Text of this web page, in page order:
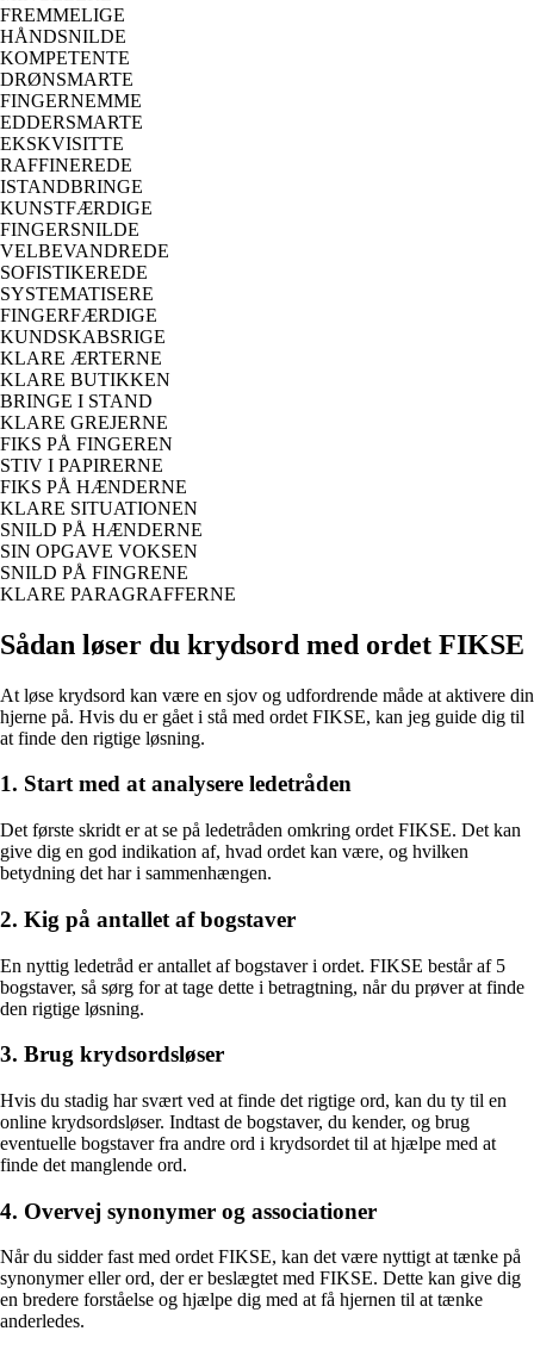
FREMMELIGE
HÅNDSNILDE
KOMPETENTE
DRØNSMARTE
FINGERNEMME
EDDERSMARTE
EKSKVISITTE
RAFFINEREDE
ISTANDBRINGE
KUNSTFÆRDIGE
FINGERSNILDE
VELBEVANDREDE
SOFISTIKEREDE
SYSTEMATISERE
FINGERFÆRDIGE
KUNDSKABSRIGE
KLARE ÆRTERNE
KLARE BUTIKKEN
BRINGE I STAND
KLARE GREJERNE
FIKS PÅ FINGEREN
STIV I PAPIRERNE
FIKS PÅ HÆNDERNE
KLARE SITUATIONEN
SNILD PÅ HÆNDERNE
SIN OPGAVE VOKSEN
SNILD PÅ FINGRENE
KLARE PARAGRAFFERNE
Sådan løser du krydsord med ordet FIKSE
At løse krydsord kan være en sjov og udfordrende måde at aktivere din
hjerne på. Hvis du er gået i stå med ordet FIKSE, kan jeg guide dig til
at finde den rigtige løsning.
1. Start med at analysere ledetråden
Det første skridt er at se på ledetråden omkring ordet FIKSE. Det kan
give dig en god indikation af, hvad ordet kan være, og hvilken
betydning det har i sammenhængen.
2. Kig på antallet af bogstaver
En nyttig ledetråd er antallet af bogstaver i ordet. FIKSE består af 5
bogstaver, så sørg for at tage dette i betragtning, når du prøver at finde
den rigtige løsning.
3. Brug krydsordsløser
Hvis du stadig har svært ved at finde det rigtige ord, kan du ty til en
online krydsordsløser. Indtast de bogstaver, du kender, og brug
eventuelle bogstaver fra andre ord i krydsordet til at hjælpe med at
finde det manglende ord.
4. Overvej synonymer og associationer
Når du sidder fast med ordet FIKSE, kan det være nyttigt at tænke på
synonymer eller ord, der er beslægtet med FIKSE. Dette kan give dig
en bredere forståelse og hjælpe dig med at få hjernen til at tænke
anderledes.